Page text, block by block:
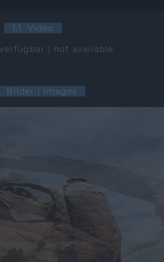
1.1 Video
| not available
Bilder | Images